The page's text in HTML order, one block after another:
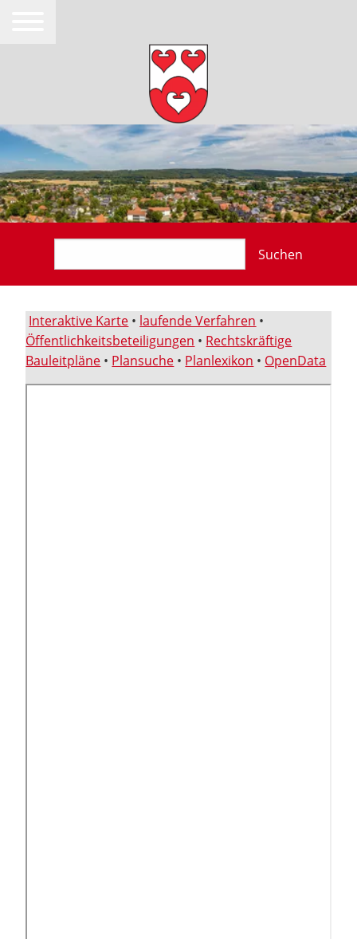
Suchen
Interaktive Karte • laufende Verfahren •
Öffentlichkeitsbeteiligungen • Rechtskräftige
Bauleitpläne • Plansuche • Planlexikon • OpenData